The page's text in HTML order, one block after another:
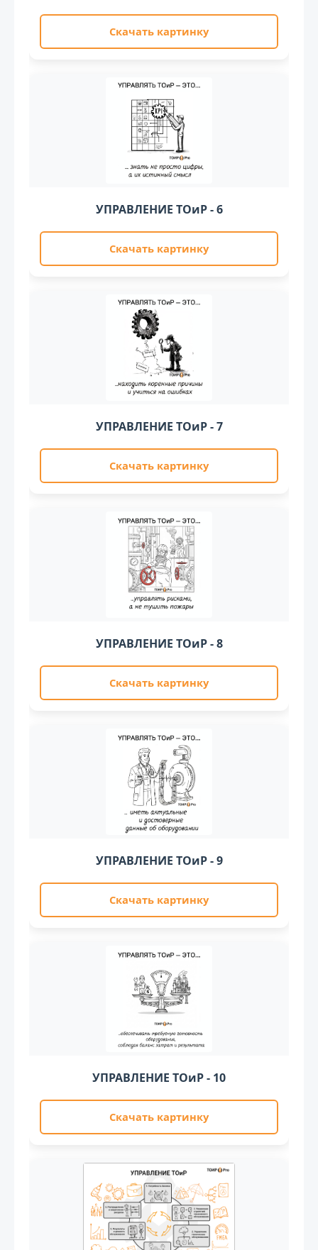
Скачать картинку
УПРАВЛЕНИЕ ТОиР - 6
Скачать картинку
УПРАВЛЕНИЕ ТОиР - 7
Скачать картинку
УПРАВЛЕНИЕ ТОиР - 8
Скачать картинку
УПРАВЛЕНИЕ ТОиР - 9
Скачать картинку
УПРАВЛЕНИЕ ТОиР - 10
Скачать картинку